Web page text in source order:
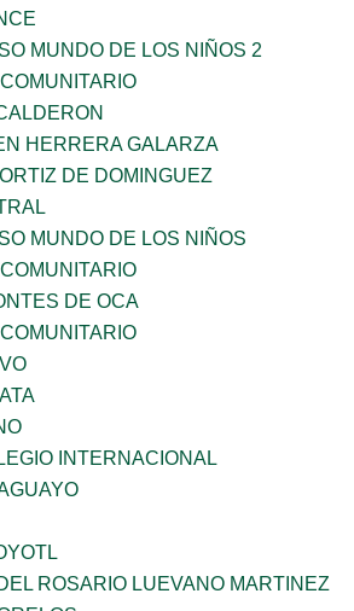
MUNDO DE LOS NIÑOS 2
HERRERA GALARZA
DE DOMINGUEZ
MUNDO DE LOS NIÑOS
DE OCA
INTERNACIONAL
ROSARIO LUEVANO MARTINEZ